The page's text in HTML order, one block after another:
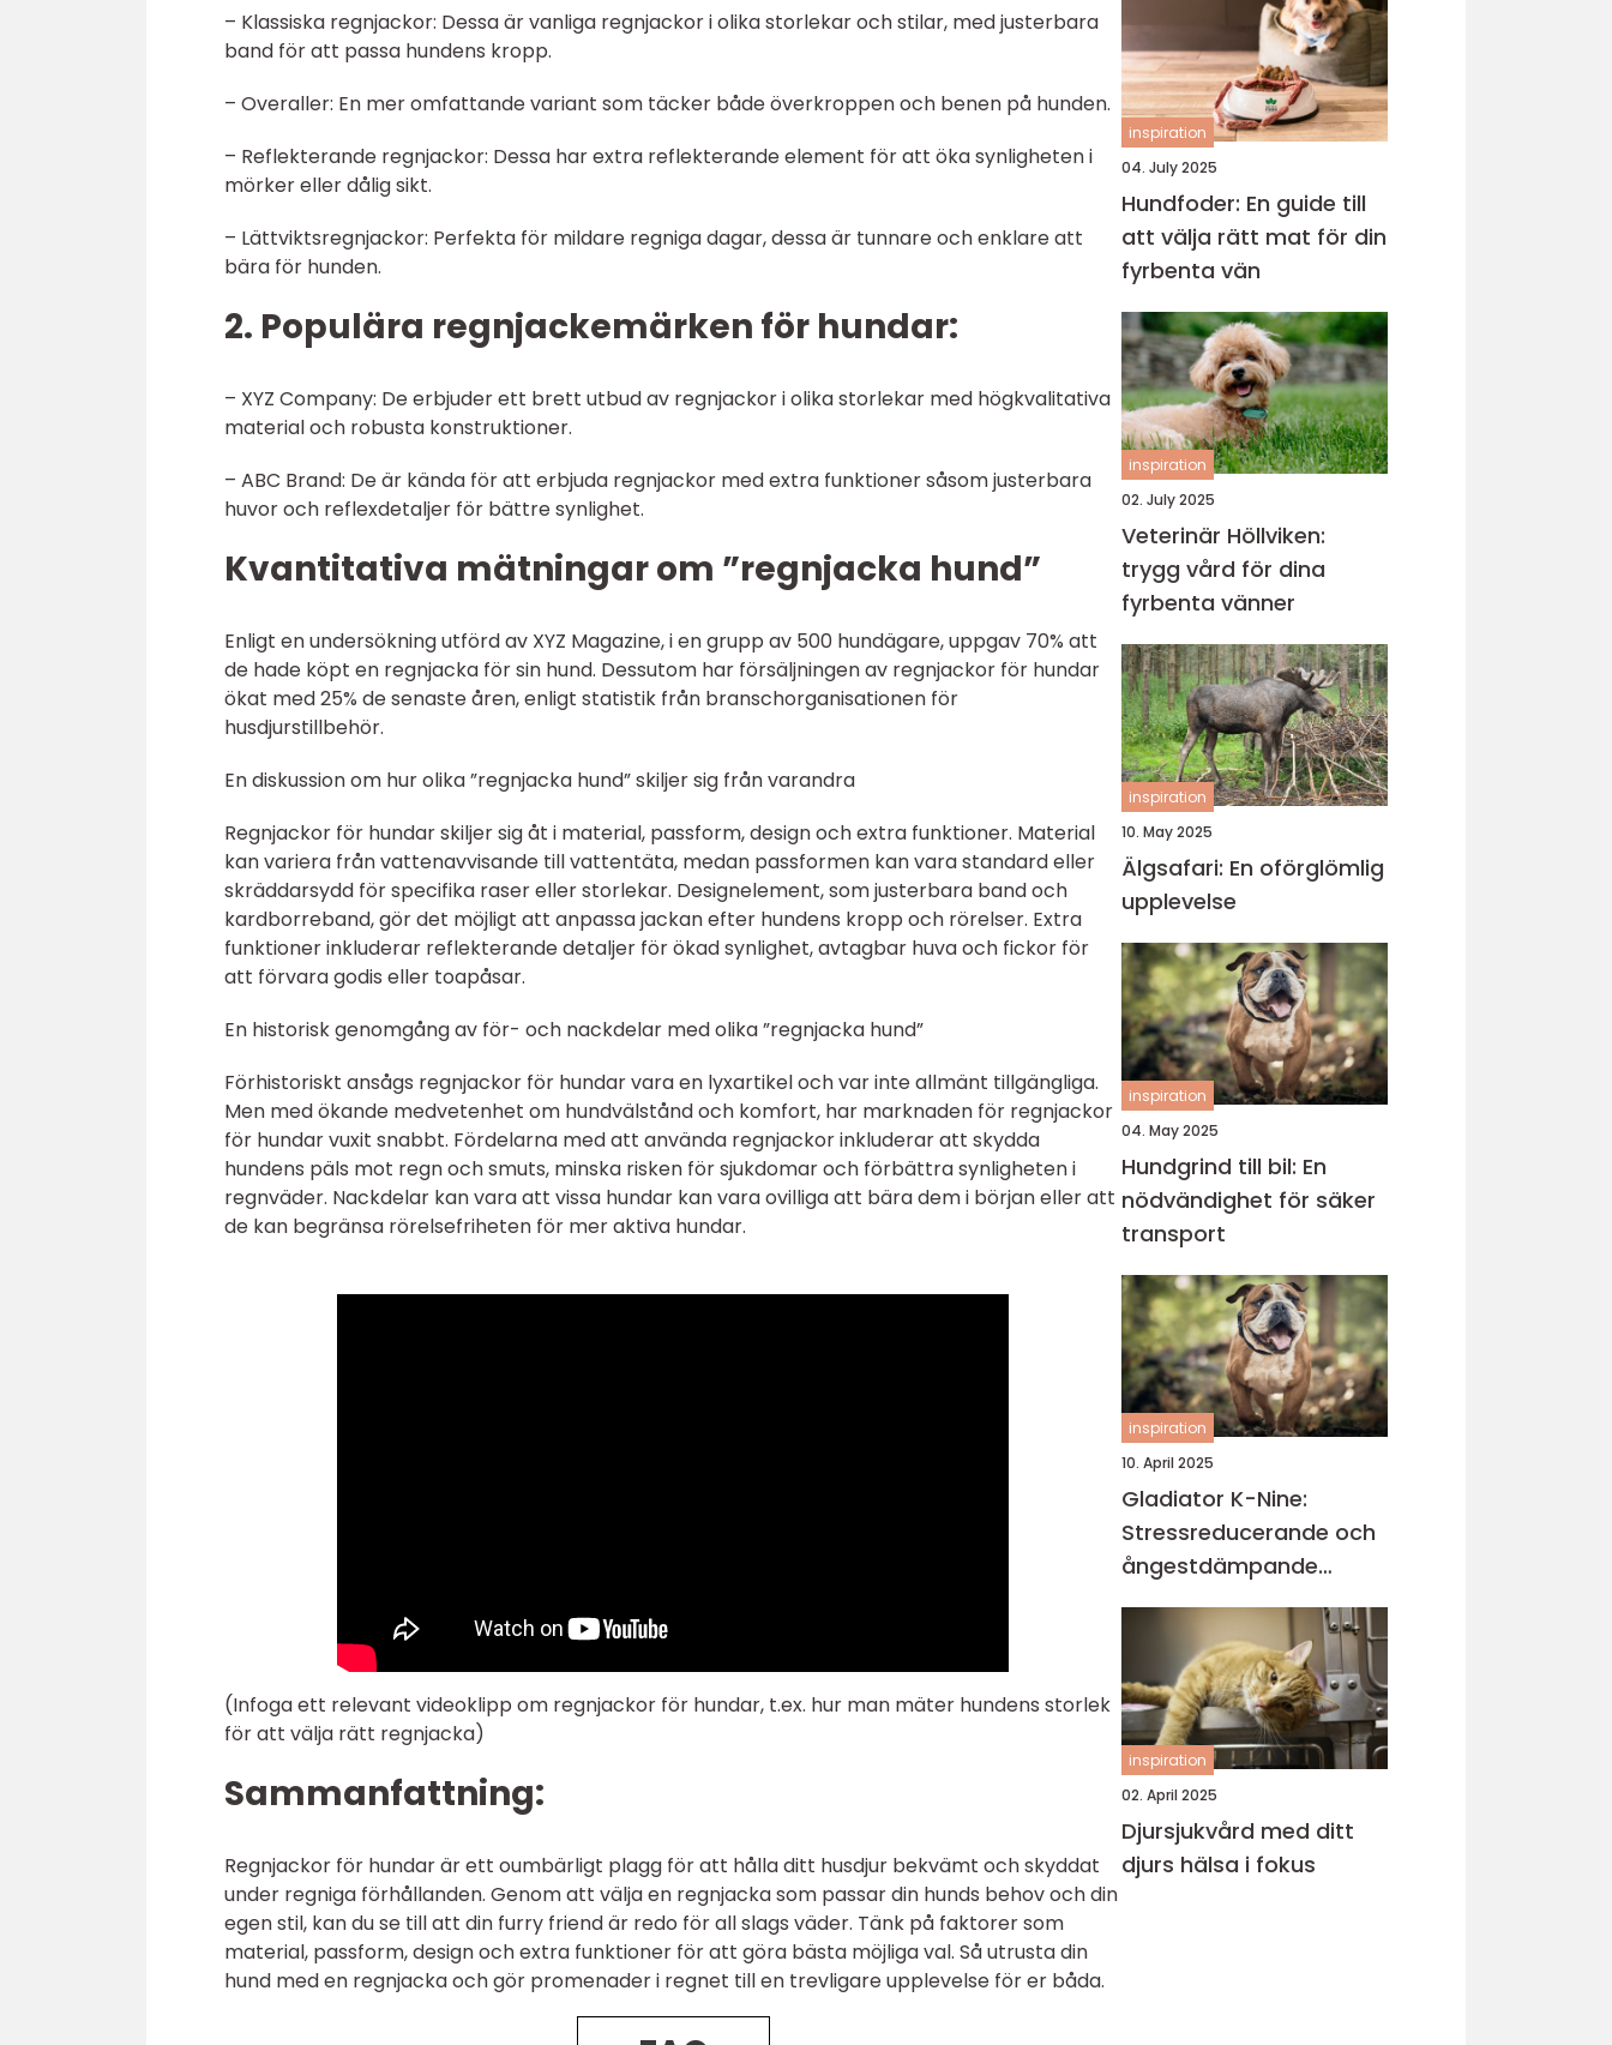
– Klassiska regnjackor: Dessa är vanliga regnjackor i olika storlekar och stilar, med justerbara
band för att passa hundens kropp.
– Overaller: En mer omfattande variant som täcker både överkroppen och benen på hunden.
– Reflekterande regnjackor: Dessa har extra reflekterande element för att öka synligheten i
mörker eller dålig sikt.
– Lättviktsregnjackor: Perfekta för mildare regniga dagar, dessa är tunnare och enklare att
bära för hunden.
2. Populära regnjackemärken för hundar:
– XYZ Company: De erbjuder ett brett utbud av regnjackor i olika storlekar med högkvalitativa
material och robusta konstruktioner.
– ABC Brand: De är kända för att erbjuda regnjackor med extra funktioner såsom justerbara
huvor och reflexdetaljer för bättre synlighet.
Kvantitativa mätningar om ”regnjacka hund”
Enligt en undersökning utförd av XYZ Magazine, i en grupp av 500 hundägare, uppgav 70% att
de hade köpt en regnjacka för sin hund. Dessutom har försäljningen av regnjackor för hundar
ökat med 25% de senaste åren, enligt statistik från branschorganisationen för
husdjurstillbehör.
En diskussion om hur olika ”regnjacka hund” skiljer sig från varandra
Regnjackor för hundar skiljer sig åt i material, passform, design och extra funktioner. Material
kan variera från vattenavvisande till vattentäta, medan passformen kan vara standard eller
skräddarsydd för specifika raser eller storlekar. Designelement, som justerbara band och
kardborreband, gör det möjligt att anpassa jackan efter hundens kropp och rörelser. Extra
funktioner inkluderar reflekterande detaljer för ökad synlighet, avtagbar huva och fickor för
att förvara godis eller toapåsar.
En historisk genomgång av för- och nackdelar med olika ”regnjacka hund”
Förhistoriskt ansågs regnjackor för hundar vara en lyxartikel och var inte allmänt tillgängliga.
Men med ökande medvetenhet om hundvälstånd och komfort, har marknaden för regnjackor
för hundar vuxit snabbt. Fördelarna med att använda regnjackor inkluderar att skydda
hundens päls mot regn och smuts, minska risken för sjukdomar och förbättra synligheten i
regnväder. Nackdelar kan vara att vissa hundar kan vara ovilliga att bära dem i början eller att
de kan begränsa rörelsefriheten för mer aktiva hundar.
(Infoga ett relevant videoklipp om regnjackor för hundar, t.ex. hur man mäter hundens storlek
för att välja rätt regnjacka)
Sammanfattning:
Regnjackor för hundar är ett oumbärligt plagg för att hålla ditt husdjur bekvämt och skyddat
under regniga förhållanden. Genom att välja en regnjacka som passar din hunds behov och din
egen stil, kan du se till att din furry friend är redo för all slags väder. Tänk på faktorer som
material, passform, design och extra funktioner för att göra bästa möjliga val. Så utrusta din
hund med en regnjacka och gör promenader i regnet till en trevligare upplevelse för er båda.
inspiration
04. July 2025
Hundfoder: En guide till
att välja rätt mat för din
fyrbenta vän
inspiration
02. July 2025
Veterinär Höllviken:
trygg vård för dina
fyrbenta vänner
inspiration
10. May 2025
Älgsafari: En oförglömlig
upplevelse
inspiration
04. May 2025
Hundgrind till bil: En
nödvändighet för säker
transport
inspiration
10. April 2025
Gladiator K-Nine:
Stressreducerande och
ångestdämpande
hundhalsband
inspiration
02. April 2025
Djursjukvård med ditt
djurs hälsa i fokus